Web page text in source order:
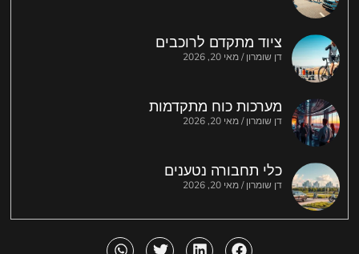
ציוד מתקדם לרוכבים
דן שומרון מאי 20, 2026
מערכות כוח מתקדמות
דן שומרון מאי 20, 2026
כלי תחבורה נטענים
דן שומרון מאי 20, 2026